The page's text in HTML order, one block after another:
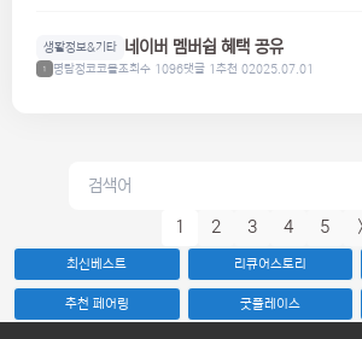
생활정보&기타 네이버 멤버쉽 혜택 공유
1 명탐정코코볼조회수 1096댓글 1추천 02025.07.01
1 2 3 4 5 >
최신베스트 리큐어스토리
추천 페어링 굿플레이스